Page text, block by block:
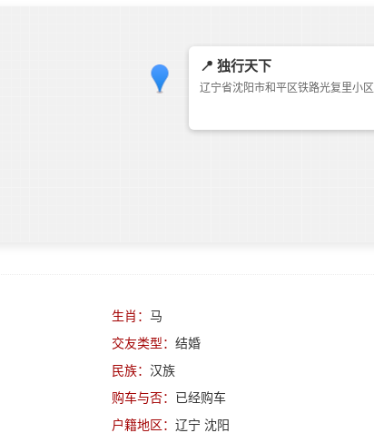
📍 独行天下
辽宁省沈阳市和平区铁路光复里小区
生肖： 马
交友类型： 结婚
民族： 汉族
购车与否： 已经购车
户籍地区： 辽宁 沈阳